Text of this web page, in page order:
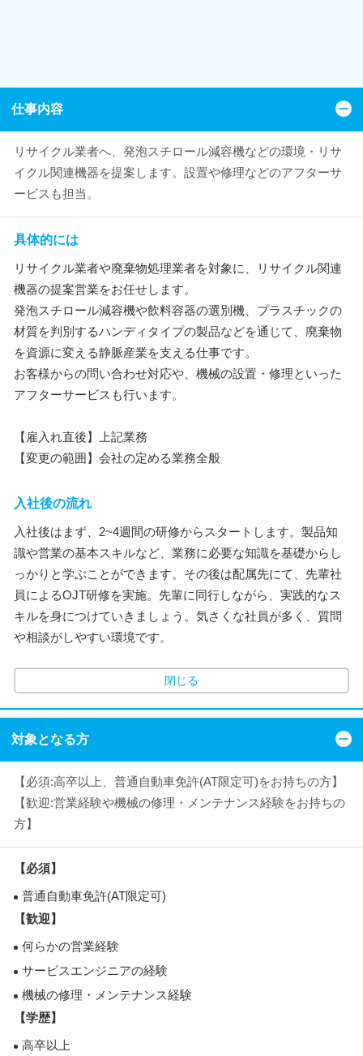
仕事内容
リサイクル業者へ、発泡スチロール減容機などの環境・リサ
イクル関連機器を提案します。設置や修理などのアフターサ
ービスも担当。
具体的には
リサイクル業者や廃棄物処理業者を対象に、リサイクル関連
機器の提案営業をお任せします。
発泡スチロール減容機や飲料容器の選別機、プラスチックの
材質を判別するハンディタイプの製品などを通じて、廃棄物
を資源に変える静脈産業を支える仕事です。
お客様からの問い合わせ対応や、機械の設置・修理といった
アフターサービスも行います。
【雇入れ直後】上記業務
【変更の範囲】会社の定める業務全般
入社後の流れ
入社後はまず、2~4週間の研修からスタートします。製品知
識や営業の基本スキルなど、業務に必要な知識を基礎からし
っかりと学ぶことができます。その後は配属先にて、先輩社
員によるOJT研修を実施。先輩に同行しながら、実践的なス
キルを身につけていきましょう。気さくな社員が多く、質問
や相談がしやすい環境です。
閉じる
対象となる方
【必須:高卒以上、普通自動車免許(AT限定可)をお持ちの方】
【歓迎:営業経験や機械の修理・メンテナンス経験をお持ちの
方】
【必須】
普通自動車免許(AT限定可)
【歓迎】
何らかの営業経験
サービスエンジニアの経験
機械の修理・メンテナンス経験
【学歴】
高卒以上